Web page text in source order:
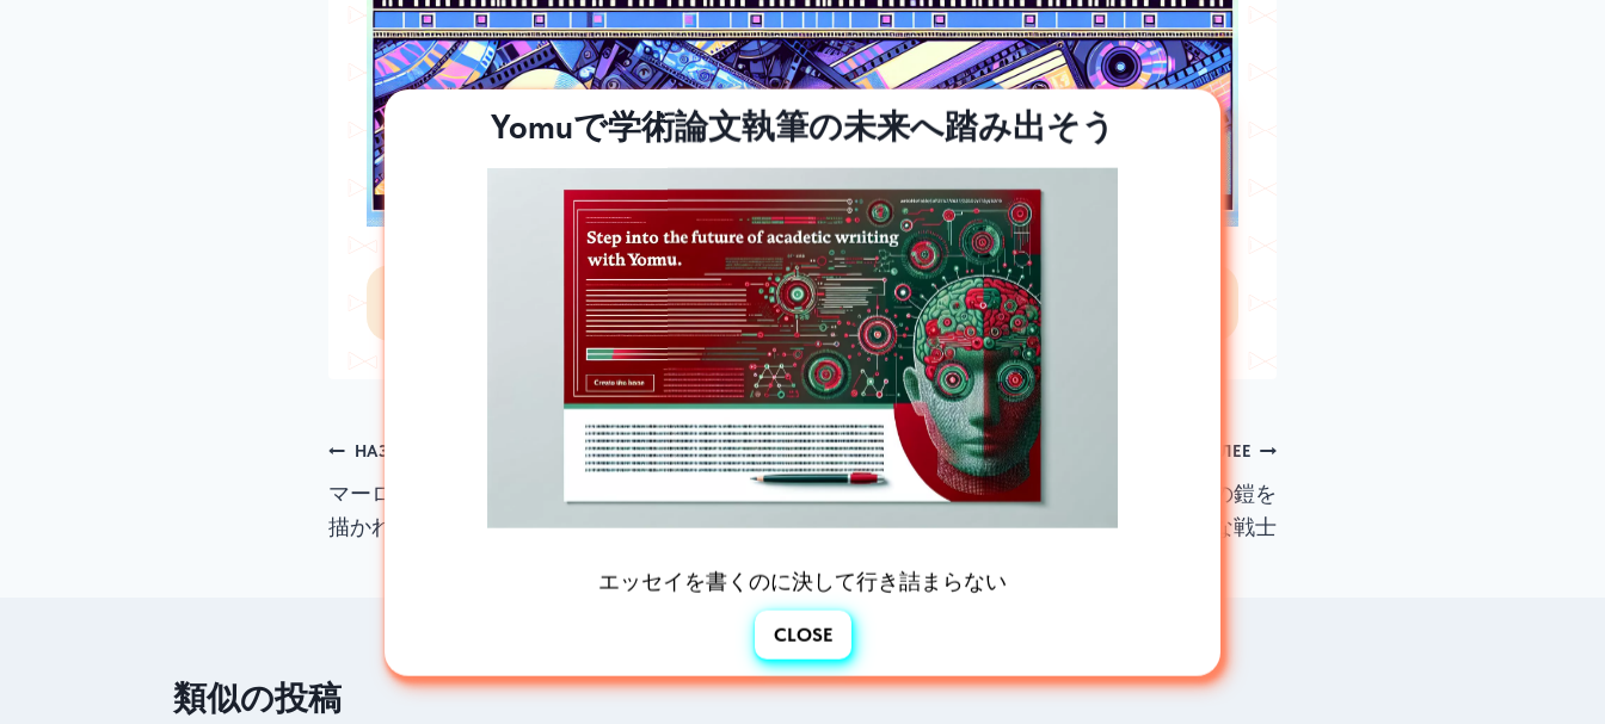
Zebracat でインパクトのあるビデオを 10 倍速く作成
Yomuで学術論文執筆の未来へ踏み出そう
エッセイを書くのに決して行き詰まらない
CLOSE
Навигация
по
НАЗАД
マーロン・ブランド：超リアルなディテールで
描かれたルネサンスの肖像
ДАЛЕЕ
魔法少女まどか☆マギカ 劇場版3の魔法の鎧を
着た壮大な戦士
類似の投稿